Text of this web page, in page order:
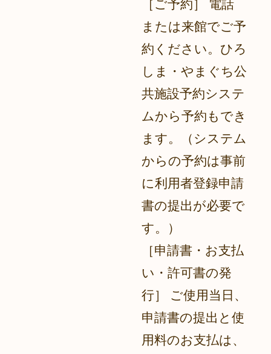
［ご予約］ 電話
または来館でご予
約ください。ひろ
しま・やまぐち公
共施設予約システ
ムから予約もでき
ます。（システム
からの予約は事前
に利用者登録申請
書の提出が必要で
す。）
［申請書・お支払
い・許可書の発
行］ ご使用当日、
申請書の提出と使
用料のお支払は、